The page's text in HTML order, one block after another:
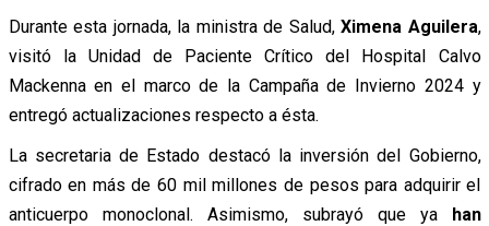
Durante esta jornada, la ministra de Salud, Ximena Aguilera,
visitó la Unidad de Paciente Crítico del Hospital Calvo
Mackenna en el marco de la Campaña de Invierno 2024 y
entregó actualizaciones respecto a ésta.
La secretaria de Estado destacó la inversión del Gobierno,
cifrado en más de 60 mil millones de pesos para adquirir el
anticuerpo monoclonal. Asimismo, subrayó que ya han